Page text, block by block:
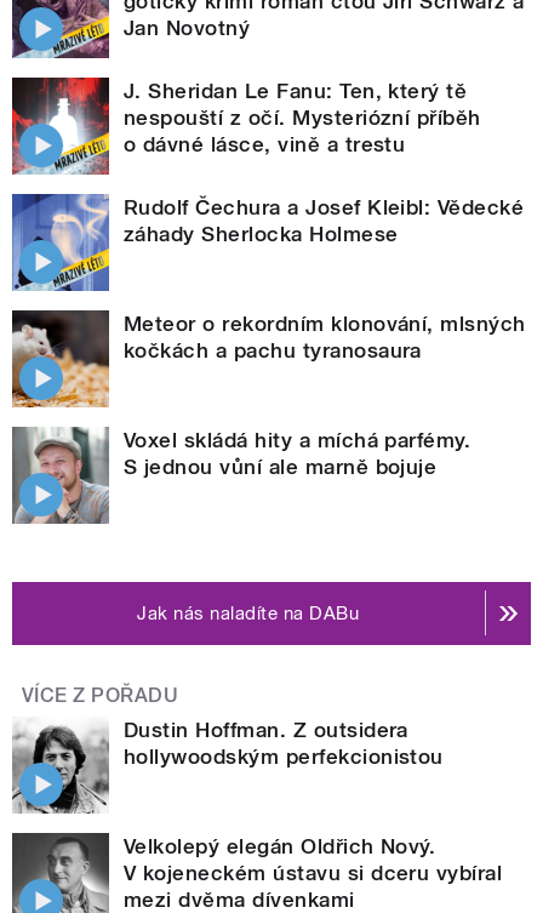
Jan Novotný
J. Sheridan Le Fanu: Ten, který tě
nespouští z očí. Mysteriózní příběh
o dávné lásce, vině a trestu
Rudolf Čechura a Josef Kleibl: Vědecké
záhady Sherlocka Holmese
Meteor o rekordním klonování, mlsných
kočkách a pachu tyranosaura
Voxel skládá hity a míchá parfémy.
S jednou vůní ale marně bojuje
Jak nás naladíte na DABu
VÍCE Z POŘADU
Dustin Hoffman. Z outsidera
hollywoodským perfekcionistou
Velkolepý elegán Oldřich Nový.
V kojeneckém ústavu si dceru vybíral
mezi dvěma dívenkami